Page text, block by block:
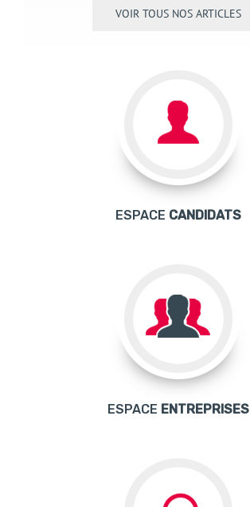
VOIR TOUS NOS ARTICLES
ESPACE CANDIDATS
ESPACE ENTREPRISES